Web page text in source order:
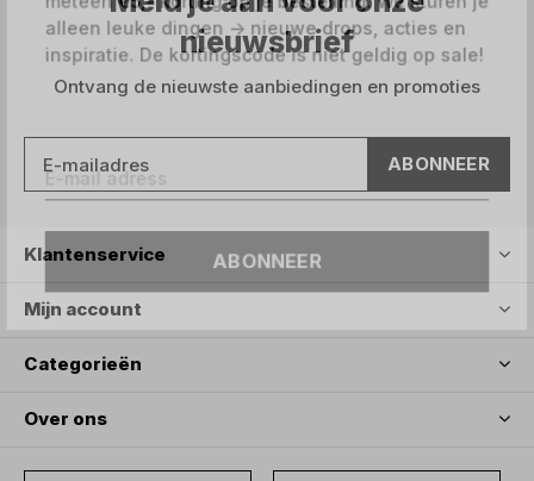
meteen €5,- korting op je bestelling. We sturen je
alleen leuke dingen -> nieuwe drops, acties en
inspiratie. De kortingscode is niet geldig op sale!
ABONNEER
nieuwsbrief
Ontvang de nieuwste aanbiedingen en promoties
ABONNEER
Klantenservice
Mijn account
Categorieën
Over ons